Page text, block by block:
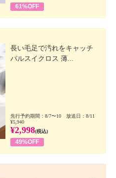
61%OFF
長い毛足で汚れをキャッチ
パルスイクロス 薄...
先行予約期間：8/7〜10 放送日：8/11
¥5,940
¥2,998(税込)
49%OFF